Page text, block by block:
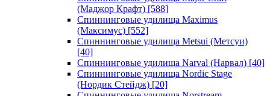
(Маджор Крафт) [588]
Спиннинговые удилища Maximus
(Максимус) [552]
Спиннинговые удилища Metsui (Метсуи)
[40]
Спиннинговые удилища Narval (Нарвал) [40]
Спиннинговые удилища Nordic Stage
(Нордик Стейдж) [20]